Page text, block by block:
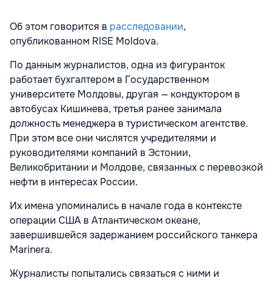
Об этом говорится в расследовании,
опубликованном RISE Moldova.
По данным журналистов, одна из фигуранток
работает бухгалтером в Государственном
университете Молдовы, другая — кондуктором в
автобусах Кишинева, третья ранее занимала
должность менеджера в туристическом агентстве.
При этом все они числятся учредителями и
руководителями компаний в Эстонии,
Великобритании и Молдове, связанных с перевозкой
нефти в интересах России.
Их имена упоминались в начале года в контексте
операции США в Атлантическом океане,
завершившейся задержанием российского танкера
Marinera.
Журналисты попытались связаться с ними и